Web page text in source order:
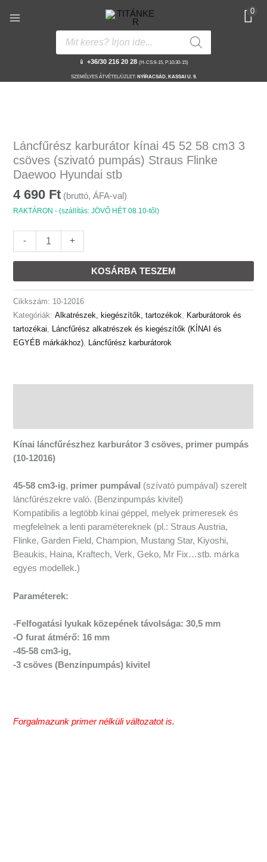
0
Products
search
📱 +36/30 216 20 28 (H-CS:9-15, P:10:30-15)
SZEMÉLYES ÁTVÉTEL/ÜZLET: NYÍRACSÁD, KASSAI U. 9.
Láncfűrész karburátor kínai 45 52 58 cm3 3
csöves (szivató pumpás) Straus Flinke
Daewoo Hyundai stb
4 690 Ft (bruttó, ÁFA-val)
RAKTÁRON - (szállítás: JÖVŐ HÉT 08.10-től)
-
karburátor
kínai
45
58
cm3
(szivató
pumpás)
Straus
Flinke
Daewoo
Hyundai
stb
mennyiség
+
KOSÁRBA TESZEM
Cikkszám: 10-12016
Kategóriák:Alkatrészek, kiegészítők, tartozékok
Karburátorok és
tartozékai
Láncfűrész alkatrészek és kiegészítők (KÍNAI és
EGYÉB márkákhoz)
Láncfűrész karburátorok
Kínai láncfűrészhez karburátor 3 csöves, primer pumpás
(10-12016)
45-58 cm3-ig, primer pumpával (szívató pumpával) szerelt
láncfűrészekre való. (Benzinpumpás kivitel)
Kompatibilis a legtöbb kínai géppel, melyek primeresek és
megfelelnek a lenti paramétereknek (pl.: Straus Austria,
Flinke, Garden Field, Champion, Mustang Star, Kiyoshi,
Beaukis, Haina, Kraftech, Verk, Geko, Mr Fix…stb. márka
egyes modellek.)
Paraméterek:
-Felfogatási lyukak közepének távolsága: 30,5 mm
-O furat átmérő: 16 mm
-45-58 cm3-ig,
-3 csöves (Benzinpumpás) kivitel
Forgalmazunk primer nélküli változatot is.